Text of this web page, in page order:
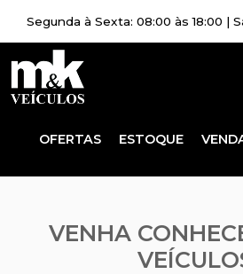
Segunda à Sexta: 08:00 às 18:00 |
OFERTAS ESTOQUE
VENHA